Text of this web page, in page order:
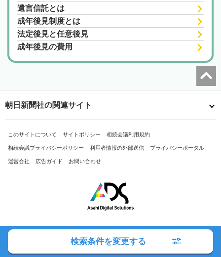
遺言信託とは
成年後見制度とは
法定後見と任意後見
成年後見の費用
検索条件を変更する
朝日新聞社の関連サイト
このサイトについて サイトポリシー 相続会議利用規約
相続会議プライバシーポリシー 利用者情報の外部送信 プライバシーポータル
運営会社 広告ガイド お問い合わせ
Copyright© The Asahi Shimbun Company. All Rights Reserved.